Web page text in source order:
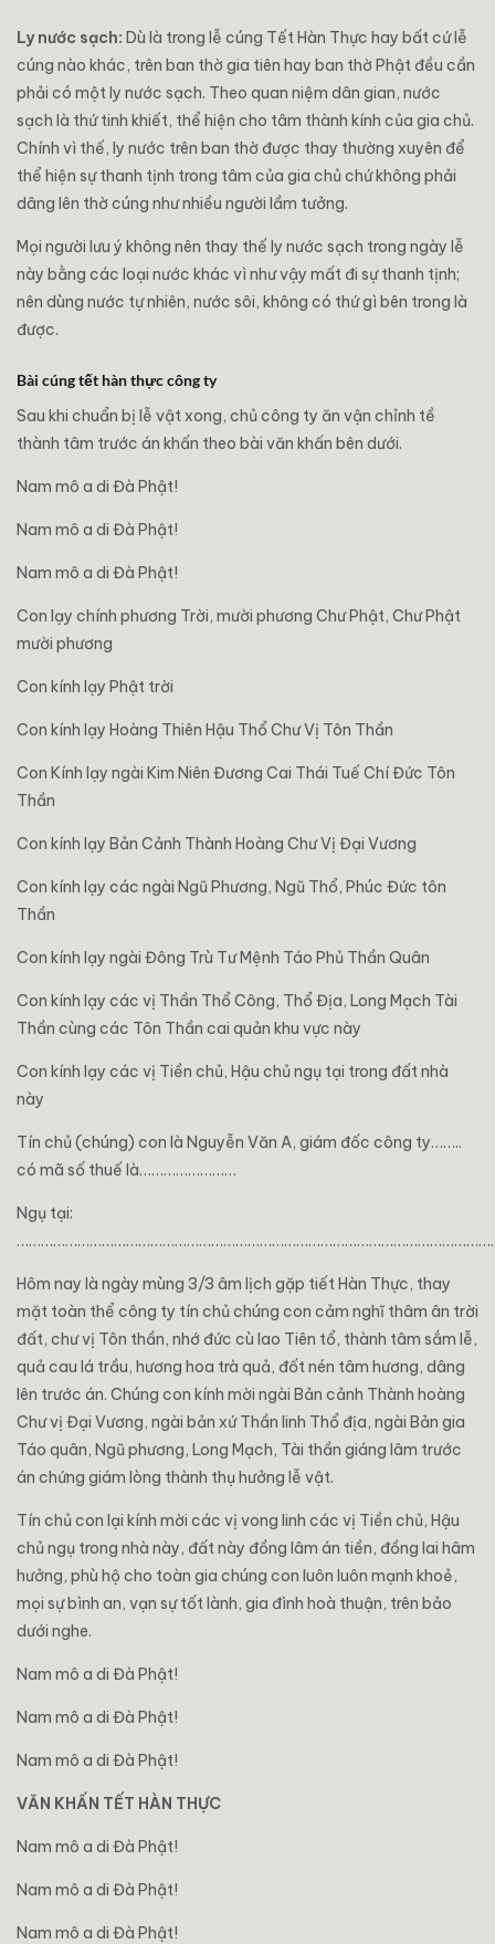
Ly nước sạch: Dù là trong lễ cúng Tết Hàn Thực hay bất cứ lễ
cúng nào khác, trên ban thờ gia tiên hay ban thờ Phật đều cần
phải có một ly nước sạch. Theo quan niệm dân gian, nước
sạch là thứ tinh khiết, thể hiện cho tâm thành kính của gia chủ.
Chính vì thế, ly nước trên ban thờ được thay thường xuyên để
thể hiện sự thanh tịnh trong tâm của gia chủ chứ không phải
dâng lên thờ cúng như nhiều người lầm tưởng.
Mọi người lưu ý không nên thay thế ly nước sạch trong ngày lễ
này bằng các loại nước khác vì như vậy mất đi sự thanh tịnh;
nên dùng nước tự nhiên, nước sôi, không có thứ gì bên trong là
được.
Bài cúng tết hàn thực công ty
Sau khi chuẩn bị lễ vật xong, chủ công ty ăn vận chỉnh tề
thành tâm trước án khấn theo bài văn khấn bên dưới.
Nam mô a di Đà Phật!
Nam mô a di Đà Phật!
Nam mô a di Đà Phật!
Con lạy chính phương Trời, mười phương Chư Phật, Chư Phật
mười phương
Con kính lạy Phật trời
Con kính lạy Hoàng Thiên Hậu Thổ Chư Vị Tôn Thần
Con Kính lạy ngài Kim Niên Đương Cai Thái Tuế Chí Đức Tôn
Thần
Con kính lạy Bản Cảnh Thành Hoàng Chư Vị Đại Vương
Con kính lạy các ngài Ngũ Phương, Ngũ Thổ, Phúc Đức tôn
Thần
Con kính lạy ngài Đông Trù Tư Mệnh Táo Phủ Thần Quân
Con kính lạy các vị Thần Thổ Công, Thổ Địa, Long Mạch Tài
Thần cùng các Tôn Thần cai quản khu vực này
Con kính lạy các vị Tiền chủ, Hậu chủ ngụ tại trong đất nhà
này
Tín chủ (chúng) con là Nguyễn Văn A, giám đốc công ty……..
có mã số thuế là……………………
Ngụ tại:
Hôm nay là ngày mùng 3/3 âm lịch gặp tiết Hàn Thực, thay
mặt toàn thể công ty tín chủ chúng con cảm nghĩ thâm ân trời
đất, chư vị Tôn thần, nhớ đức cù lao Tiên tổ, thành tâm sắm lễ,
quả cau lá trầu, hương hoa trà quả, đốt nén tâm hương, dâng
lên trước án. Chúng con kính mời ngài Bản cảnh Thành hoàng
Chư vị Đại Vương, ngài bản xứ Thần linh Thổ địa, ngài Bản gia
Táo quân, Ngũ phương, Long Mạch, Tài thần giáng lâm trước
án chứng giám lòng thành thụ hưởng lễ vật.
Tín chủ con lại kính mời các vị vong linh các vị Tiền chủ, Hậu
chủ ngụ trong nhà này, đất này đồng lâm án tiền, đồng lai hâm
hưởng, phù hộ cho toàn gia chúng con luôn luôn mạnh khoẻ,
mọi sự bình an, vạn sự tốt lành, gia đình hoà thuận, trên bảo
dưới nghe.
Nam mô a di Đà Phật!
Nam mô a di Đà Phật!
Nam mô a di Đà Phật!
VĂN KHẤN TẾT HÀN THỰC
Nam mô a di Đà Phật!
Nam mô a di Đà Phật!
Nam mô a di Đà Phật!